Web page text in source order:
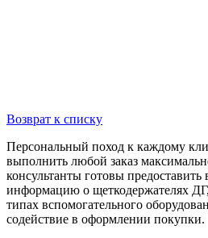
Возврат к списку
Персональный поход к каждому
выполнить любой заказ
консультанты готовы
информацию о щеткодержателях
типах вспомогательного
содействие в оформлении покупки.